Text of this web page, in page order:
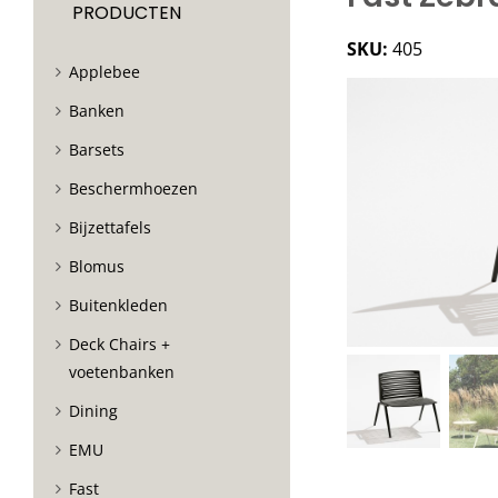
SKU: 405
PRODUCTEN
Applebee
Banken
Barsets
Beschermhoezen
Bijzettafels
Blomus
Buitenkleden
Deck Chairs +
voetenbanken
Dining
EMU
Fast